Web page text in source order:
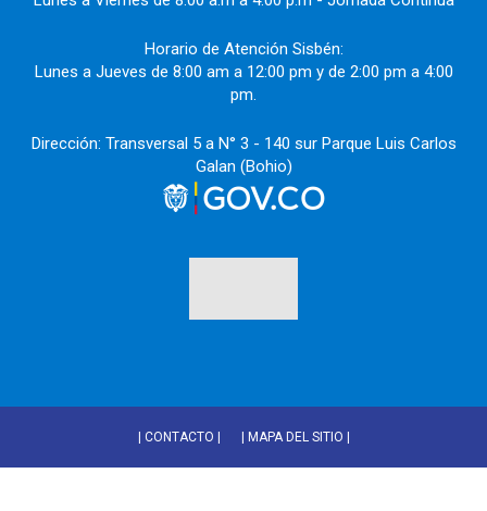
Horario de Atención Sisbén:
Lunes a Jueves de 8:00 am a 12:00 pm y de 2:00 pm a 4:00
pm.
Dirección: Transversal 5 a N° 3 - 140 sur Parque Luis Carlos
Galan (Bohio)
| CONTACTO | | MAPA DEL SITIO |